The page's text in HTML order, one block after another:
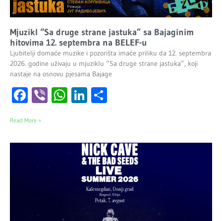
Mjuzikl “Sa druge strane jastuka” sa Bajaginim
hitovima 12. septembra na BELEF-u
Ljubitelji domaće muzike i pozorišta imaće priliku da 12. septembra
2026. godine uživaju u mjuziklu “Sa druge strane jastuka”, koji
nastaje na osnovu pjesama Bajage
Facebook
ViberWhatsApp
LinkedIn
Read More »